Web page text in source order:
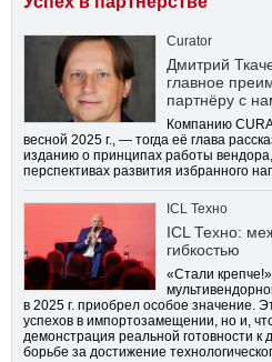
Curator
Дмитрий
главное
партнёру с
Компанию
весной 2025 г., — тогда её глава
изданию о принципах работы
перспективах развития избранного
ICL Техно
ICL Техно:
гибкостью
«Стали
в 2025 г. приобрел особое значение.
успехов в импортозамещении, но и,
демонстрация реальной готовности
борьбе за достижение